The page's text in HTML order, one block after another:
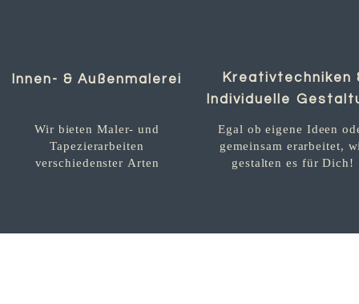
Innen- & Außenmalerei
Wir bieten Maler- und
Tapezierarbeiten
verschiedenster Arten
Kreativtechniken
Individuelle
Egal ob eigene Ideen
gemeinsam erarbeitet,
gestalten es für Dich!